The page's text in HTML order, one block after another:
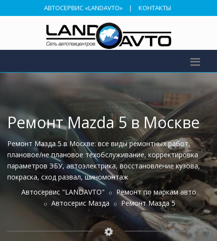
АВТОСЕРВИС «LANDAVTO» | КОНТАКТЫ
Ремонт Mazda 5 в Москве
Ремонт Мазда 5 в Москве: все виды ремонтных работ,
плановое/не плановое техобслуживание, корректировка
параметров ЭБУ, автоэлектрика, восстановление кузова,
покраска, сход развал, шиномонтаж
Автосервис "LANDAVTO"
Ремонт по маркам авто
Автосерис Мазда
Ремонт Мазда 5